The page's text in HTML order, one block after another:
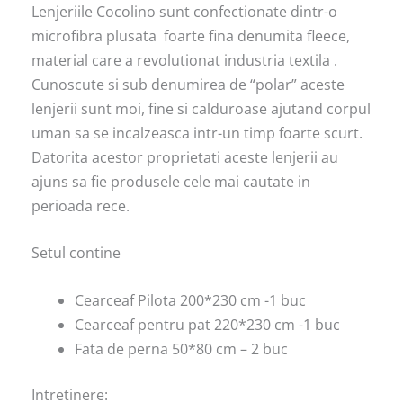
Lenjeriile Cocolino sunt confectionate dintr-o
microfibra plusata foarte fina denumita fleece,
material care a revolutionat industria textila .
Cunoscute si sub denumirea de “polar” aceste
lenjerii sunt moi, fine si calduroase ajutand corpul
uman sa se incalzeasca intr-un timp foarte scurt.
Datorita acestor proprietati aceste lenjerii au
ajuns sa fie produsele cele mai cautate in
perioada rece.
Setul contine
Cearceaf Pilota 200*230 cm -1 buc
Cearceaf pentru pat 220*230 cm -1 buc
Fata de perna 50*80 cm – 2 buc
Intretinere: